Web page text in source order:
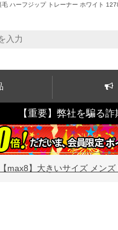
ハーフジップ トレーナー ホワイト
【重要】弊社を騙る
【max8】大きいサイズ メン